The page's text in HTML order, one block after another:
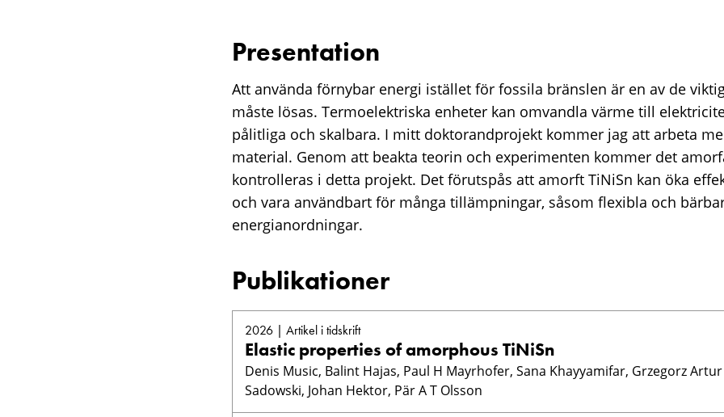
Presentation
Att använda förnybar energi istället för fossila bränslen är en av de
måste lösas. Termoelektriska enheter kan omvandla värme till
pålitliga och skalbara. I mitt doktorandprojekt kommer jag att arbeta
material. Genom att beakta teorin och experimenten kommer det
kontrolleras i detta projekt. Det förutspås att amorft TiNiSn kan öka
och vara användbart för många tillämpningar, såsom flexibla och
energianordningar.
Publikationer
2026 | Artikel i tidskrift
Elastic properties of amorphous TiNiSn
Denis Music, Balint Hajas, Paul H Mayrhofer, Sana Khayyamifar, Grzegorz Artur
Sadowski, Johan Hektor, Pär A T Olsson